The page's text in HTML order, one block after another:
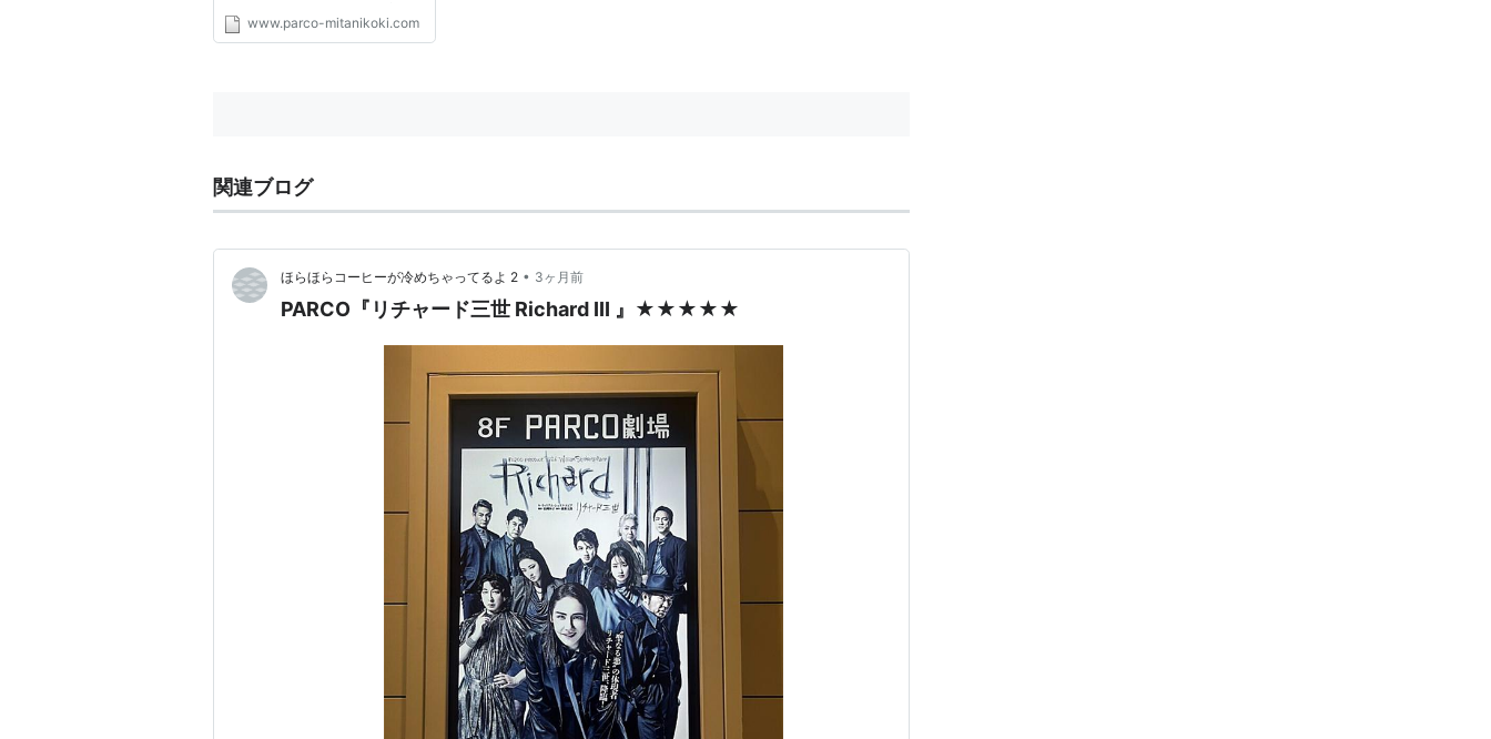
n=URL.indexOf("?"); if(n>0)
www.parco-mitanikoki.com
関連ブログ
ほらほらコーヒーが冷めちゃってるよ 2 • 3ヶ月前
PARCO『リチャード三世 Richard III 』★★★★★